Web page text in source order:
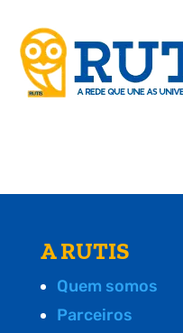
A RUTIS
Quem somos
Parceiros